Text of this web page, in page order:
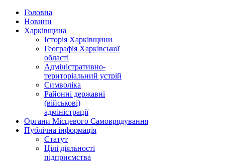
Головна
Новини
Харківщина
Історія Харківщини
Географія Харківської
області
Адміністративно-
територіальний устрій
Символіка
Районні державні
(військові)
адміністрації
Органи Місцевого Самоврядування
Публічна інформація
Статут
Цілі діяльності
підприємства